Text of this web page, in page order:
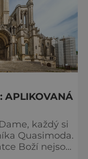
APLIKOVANÁ
každý si
Quasimoda.
Boží nejsou